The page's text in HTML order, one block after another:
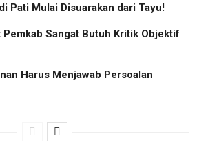
Pati Mulai Disuarakan dari Tayu!
Sangat Butuh Kritik Objektif
Harus Menjawab Persoalan